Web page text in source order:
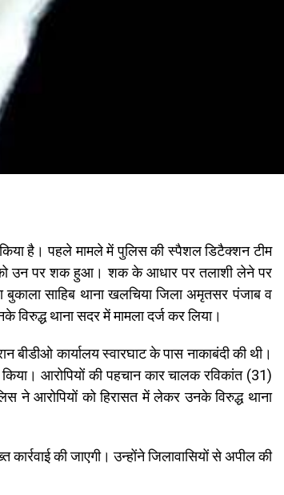
है। पहले मामले में पुलिस की स्पैशल डिटैक्शन टीम
को उन पर शक हुआ। शक के आधार पर तलाशी लेने पर
बुकाला साहिब थाना खलचिया जिला अमृतसर पंजाब व
थाना सदर में मामला दर्ज कर लिया।
बीडीओ कार्यालय स्वारघाट के पास नाकाबंदी की थी।
आरोपियों की पहचान कार चालक रविकांत (31)
ने आरोपियों को हिरासत में लेकर उनके विरुद्ध थाना
की जाएगी। उन्होंने जिलावासियों से अपील की